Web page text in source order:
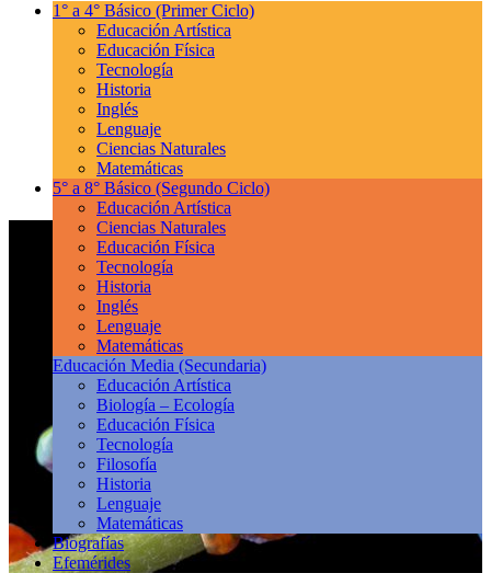
1° a 4° Básico (Primer Ciclo)
Educación Artística
Educación Física
Tecnología
Historia
Inglés
Lenguaje
Ciencias Naturales
Matemáticas
5° a 8° Básico (Segundo Ciclo)
Educación Artística
Ciencias Naturales
Educación Física
Tecnología
Historia
Inglés
Lenguaje
Matemáticas
Educación Media (Secundaria)
Educación Artística
Biología – Ecología
Educación Física
Tecnología
Filosofía
Historia
Lenguaje
Matemáticas
Biografías
Efemérides